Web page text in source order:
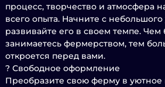
процесс, творчество и атмосфера
всего опыта. Начните с небольшого
развивайте его в своем темпе.
занимаетесь фермерством, тем
откроется перед вами.
? Свободное оформление
Преобразите свою ферму в